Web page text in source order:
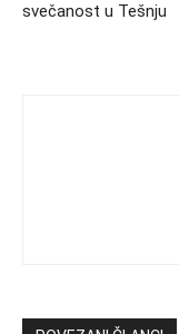
svečanost u Tešnju